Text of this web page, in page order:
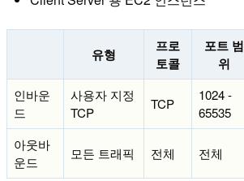
유형
프로
토콜
포트 범
위
인바운
드
사용자 지정
TCP
TCP
1024 -
65535
아웃바
운드
모든 트래픽 전체 전체